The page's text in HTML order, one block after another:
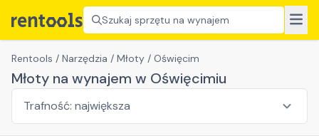
Szukaj sprzętu na wynajem
Rentools / Narzędzia / Młoty / Oświęcim
Młoty na wynajem w Oświęcimiu